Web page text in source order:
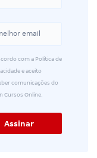
com a Política de
e aceito
comunicações do
Cursos Online.